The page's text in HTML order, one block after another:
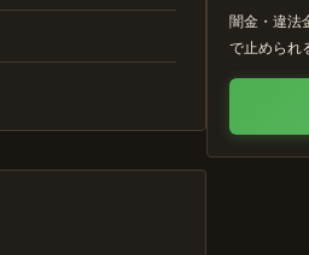
闇金・違法
で止められ